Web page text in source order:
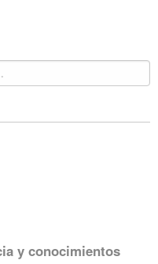
y conocimientos